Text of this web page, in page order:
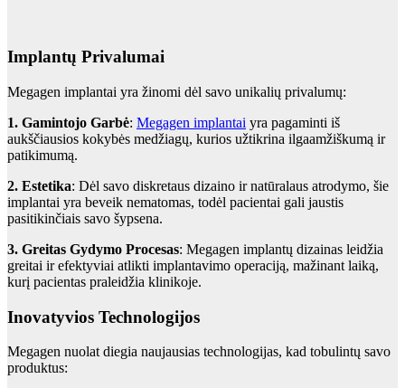
Implantų Privalumai
Megagen implantai yra žinomi dėl savo unikalių privalumų:
1. Gamintojo Garbė: Megagen implantai yra pagaminti iš
aukščiausios kokybės medžiagų, kurios užtikrina ilgaamžiškumą ir
patikimumą.
2. Estetika: Dėl savo diskretaus dizaino ir natūralaus atrodymo, šie
implantai yra beveik nematomas, todėl pacientai gali jaustis
pasitikinčiais savo šypsena.
3. Greitas Gydymo Procesas: Megagen implantų dizainas leidžia
greitai ir efektyviai atlikti implantavimo operaciją, mažinant laiką,
kurį pacientas praleidžia klinikoje.
Inovatyvios Technologijos
Megagen nuolat diegia naujausias technologijas, kad tobulintų savo
produktus: